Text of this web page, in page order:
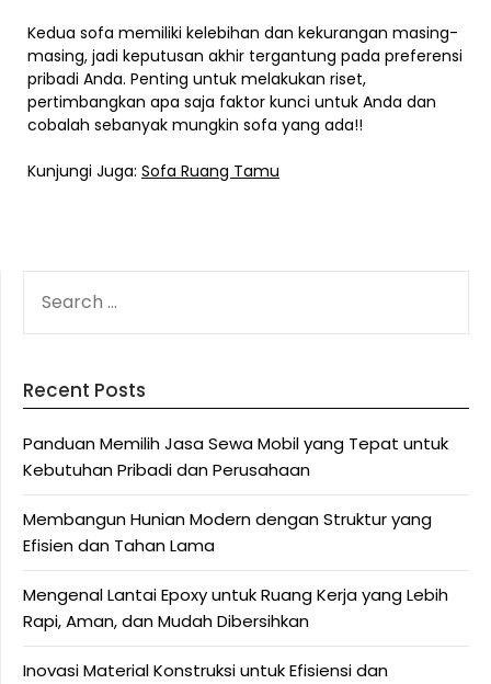
Kedua sofa memiliki kelebihan dan kekurangan masing-
masing, jadi keputusan akhir tergantung pada preferensi
pribadi Anda. Penting untuk melakukan riset,
pertimbangkan apa saja faktor kunci untuk Anda dan
cobalah sebanyak mungkin sofa yang ada!!
Kunjungi Juga: Sofa Ruang Tamu
FOR:
Recent Posts
Panduan Memilih Jasa Sewa Mobil yang Tepat untuk
Kebutuhan Pribadi dan Perusahaan
Membangun Hunian Modern dengan Struktur yang
Efisien dan Tahan Lama
Mengenal Lantai Epoxy untuk Ruang Kerja yang Lebih
Rapi, Aman, dan Mudah Dibersihkan
Inovasi Material Konstruksi untuk Efisiensi dan